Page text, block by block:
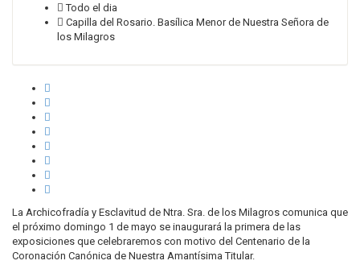
Todo el dia
Capilla del Rosario. Basílica Menor de Nuestra Señora de
los Milagros
La Archicofradía y Esclavitud de Ntra. Sra. de los Milagros comunica que
el próximo domingo 1 de mayo se inaugurará la primera de las
exposiciones que celebraremos con motivo del Centenario de la
Coronación Canónica de Nuestra Amantísima Titular.